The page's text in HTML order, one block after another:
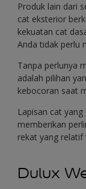
Produk lain dari
cat eksterior
kekuatan cat
Anda tidak perlu
Tanpa perlunya
adalah pilihan
kebocoran saat
Lapisan cat
memberikan
rekat yang relatif
Dulux